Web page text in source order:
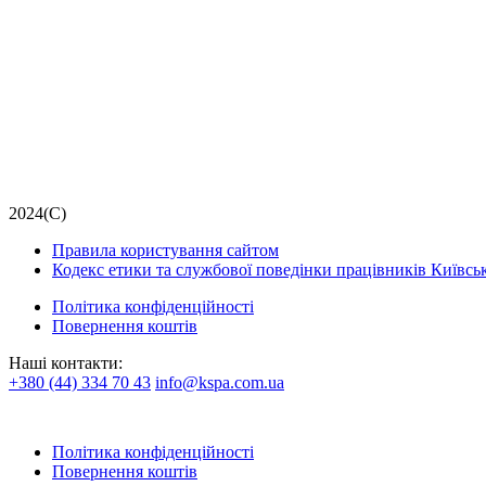
2024(С)
Правила користування сайтом
Кодекс етики та службової поведінки працівників
Політика конфіденційності
Повернення коштів
Наші контакти:
+380 (44) 334 70 43 info@kspa.com.ua
Політика конфіденційності
Повернення коштів